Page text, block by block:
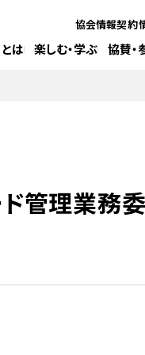
は 楽しむ・学ぶ 協賛・
協会情報契約
管理業務